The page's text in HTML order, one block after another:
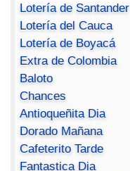
Lotería de Santander
Lotería del Cauca
Lotería de Boyacá
Extra de Colombia
Baloto
Chances
Antioqueñita Dia
Dorado Mañana
Cafeterito Tarde
Fantastica Dia